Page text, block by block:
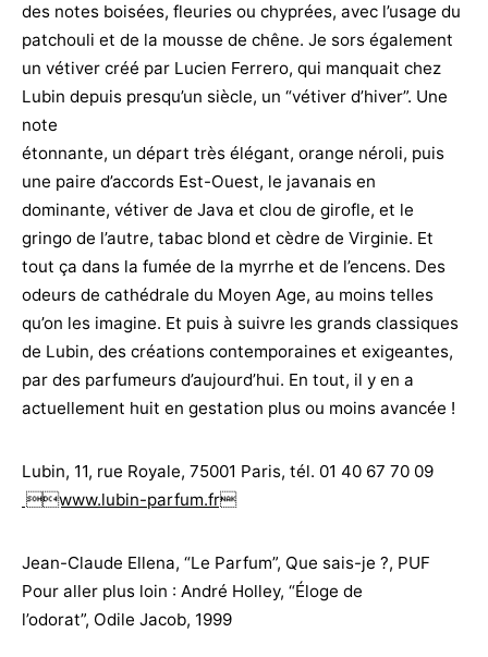
des notes boisées, fleuries ou chyprées, avec l’usage du
patchouli et de la mousse de chêne. Je sors également
un vétiver créé par Lucien Ferrero, qui manquait chez
Lubin depuis presqu’un siècle, un “vétiver d’hiver”. Une
note
étonnante, un départ très élégant, orange néroli, puis
une paire d’accords Est-Ouest, le javanais en
dominante, vétiver de Java et clou de girofle, et le
gringo de l’autre, tabac blond et cèdre de Virginie. Et
tout ça dans la fumée de la myrrhe et de l’encens. Des
odeurs de cathédrale du Moyen Age, au moins telles
qu’on les imagine. Et puis à suivre les grands classiques
de Lubin, des créations contemporaines et exigeantes,
par des parfumeurs d’aujourd’hui. En tout, il y en a
actuellement huit en gestation plus ou moins avancée !
Lubin, 11, rue Royale, 75001 Paris, tél. 01 40 67 70 09
www.lubin-parfum.fr
Jean-Claude Ellena, “Le Parfum”, Que sais-je ?, PUF
Pour aller plus loin : André Holley, “Éloge de
l’odorat”, Odile Jacob, 1999